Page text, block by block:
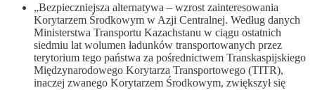
„Bezpieczniejsza alternatywa – wzrost zainteresowania
Korytarzem Środkowym w Azji Centralnej. Według danych
Ministerstwa Transportu Kazachstanu w ciągu ostatnich
siedmiu lat wolumen ładunków transportowanych przez
terytorium tego państwa za pośrednictwem Transkaspijskiego
Międzynarodowego Korytarza Transportowego (TITR),
inaczej zwanego Korytarzem Środkowym, zwiększył się